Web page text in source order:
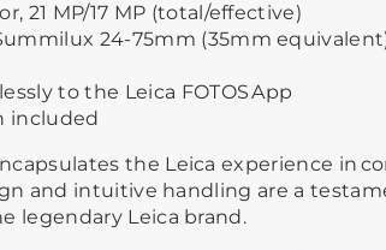
21 MP/17 MP (total/effective)
24-75mm (35mm equivalent)
to the Leica FOTOS App
included
the Leica experience in
and intuitive handling are a
legendary Leica brand.